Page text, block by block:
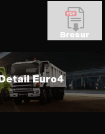
Brosur
Euro4